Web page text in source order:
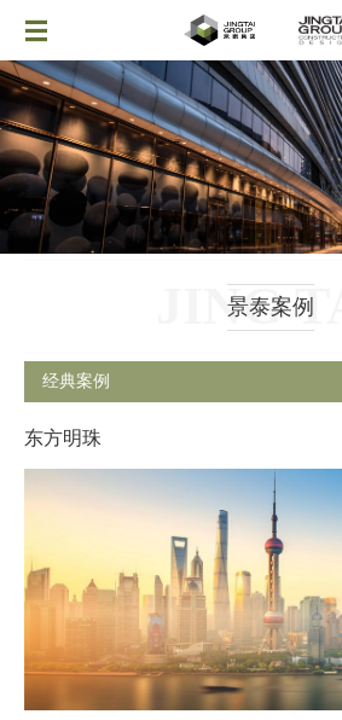

景泰案例
JING
经典案例
东方明珠